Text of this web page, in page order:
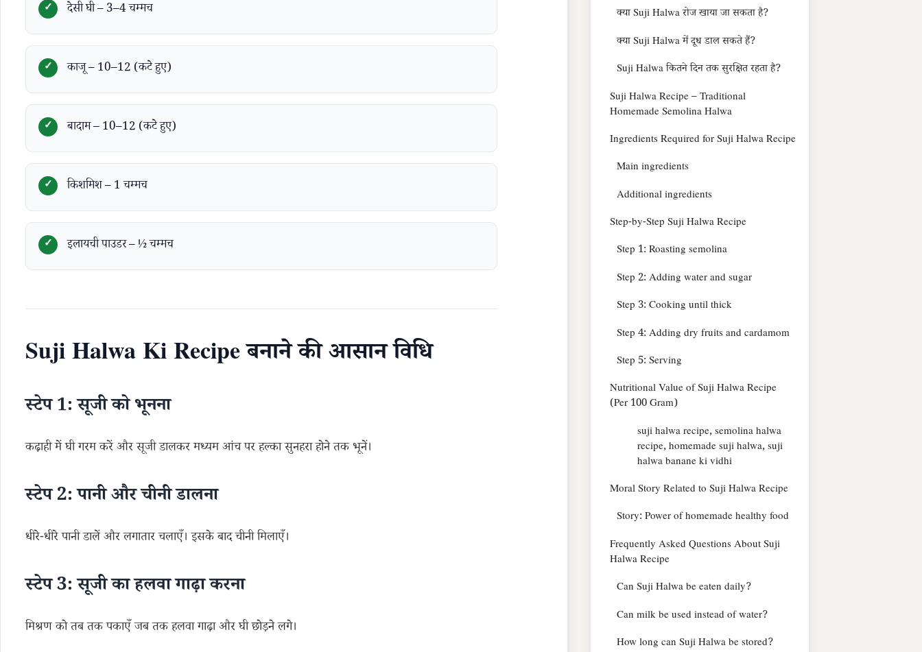
देसी घी – 3–4 चम्मच
काजू – 10–12 (कटे हुए)
बादाम – 10–12 (कटे हुए)
किशमिश – 1 चम्मच
इलायची पाउडर – ½ चम्मच
Suji Halwa Ki Recipe बनाने की आसान विधि
स्टेप 1: सूजी को भूनना
कढ़ाही में घी गरम करें और सूजी डालकर मध्यम आंच पर हल्का सुनहरा होने तक भूनें।
स्टेप 2: पानी और चीनी डालना
धीरे-धीरे पानी डालें और लगातार चलाएँ। इसके बाद चीनी मिलाएँ।
स्टेप 3: सूजी का हलवा गाढ़ा करना
मिश्रण को तब तक पकाएँ जब तक हलवा गाढ़ा और घी छोड़ने लगे।
क्या Suji Halwa रोज खाया जा सकता है?
क्या Suji Halwa में दूध डाल सकते हैं?
Suji Halwa कितने दिन तक सुरक्षित रहता है?
Suji Halwa Recipe – Traditional
Homemade Semolina Halwa
Ingredients Required for Suji Halwa Recipe
Main ingredients
Additional ingredients
Step-by-Step Suji Halwa Recipe
Step 1: Roasting semolina
Step 2: Adding water and sugar
Step 3: Cooking until thick
Step 4: Adding dry fruits and cardamom
Step 5: Serving
Nutritional Value of Suji Halwa Recipe
(Per 100 Gram)
suji halwa recipe, semolina halwa
recipe, homemade suji halwa, suji
halwa banane ki vidhi
Moral Story Related to Suji Halwa Recipe
Story: Power of homemade healthy food
Frequently Asked Questions About Suji
Halwa Recipe
Can Suji Halwa be eaten daily?
Can milk be used instead of water?
How long can Suji Halwa be stored?